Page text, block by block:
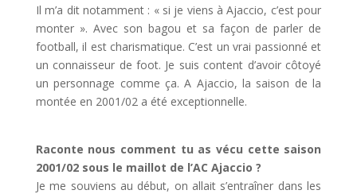
Il m’a dit notamment : « si je viens à Ajaccio, c’est pour
monter ». Avec son bagou et sa façon de parler de
football, il est charismatique. C’est un vrai passionné et
un connaisseur de foot. Je suis content d’avoir côtoyé
un personnage comme ça. A Ajaccio, la saison de la
montée en 2001/02 a été exceptionnelle.
Raconte nous comment tu as vécu cette saison
2001/02 sous le maillot de l’AC Ajaccio ?
Je me souviens au début, on allait s’entraîner dans les